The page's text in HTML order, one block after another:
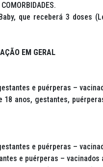
que receberá 3 doses
EM GERAL
e puérperas –
18 anos, gestantes,
e puérperas –
e puérperas – vacinados